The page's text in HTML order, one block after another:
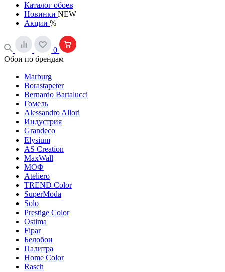
Каталог обоев
Новинки NEW
Акции %
0
Обои по брендам
Marburg
Borastapeter
Bernardo Bartalucci
Гомель
Alessandro Allori
Индустрия
Grandeco
Elysium
AS Creation
MaxWall
МОФ
Ateliero
TREND Color
SuperModa
Solo
Prestige Color
Ostima
Fipar
Белобои
Палитра
Home Color
Rasch